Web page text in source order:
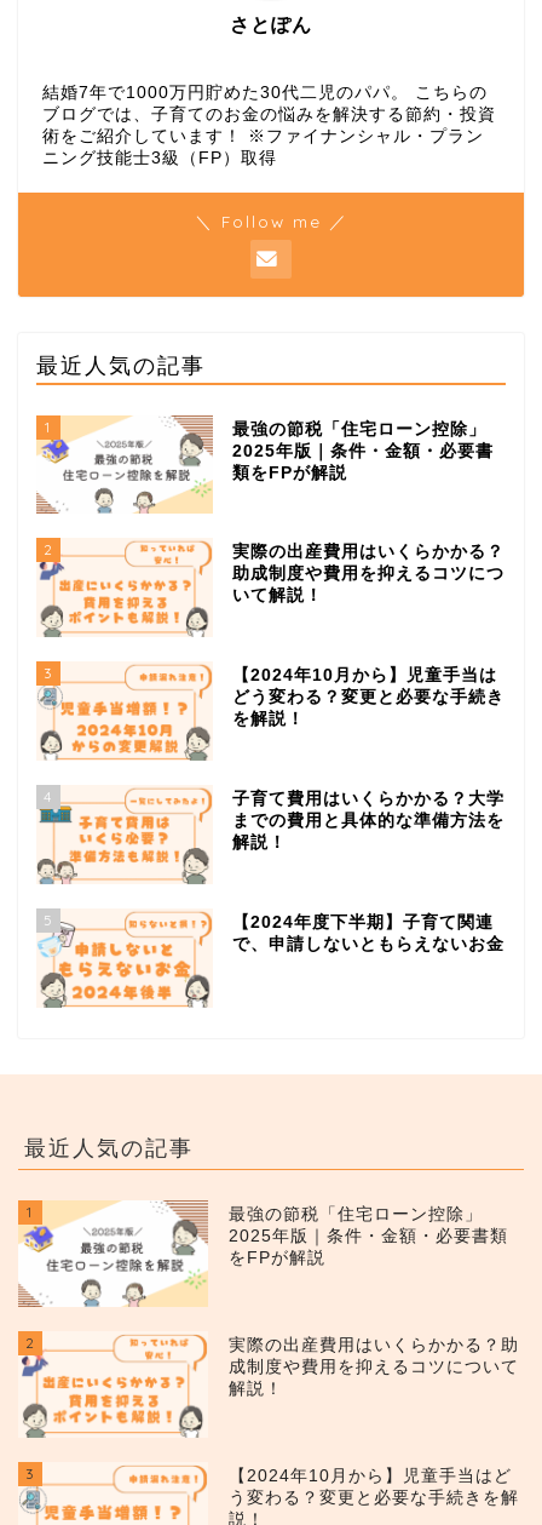
さとぽん
結婚7年で1000万円貯めた30代二児のパパ。 こちらの
ブログでは、子育てのお金の悩みを解決する節約・投資
術をご紹介しています！ ※ファイナンシャル・プラン
ニング技能士3級（FP）取得
＼ Follow me ／
最近人気の記事
1
最強の節税「住宅ローン控除」
2025年版｜条件・金額・必要書
類をFPが解説
2
実際の出産費用はいくらかかる？
助成制度や費用を抑えるコツにつ
いて解説！
3
【2024年10月から】児童手当は
どう変わる？変更と必要な手続き
を解説！
4
子育て費用はいくらかかる？大学
までの費用と具体的な準備方法を
解説！
5
【2024年度下半期】子育て関連
で、申請しないともらえないお金
最近人気の記事
1
最強の節税「住宅ローン控除」
2025年版｜条件・金額・必要書類
をFPが解説
2
実際の出産費用はいくらかかる？助
成制度や費用を抑えるコツについて
解説！
3
【2024年10月から】児童手当はど
う変わる？変更と必要な手続きを解
説！